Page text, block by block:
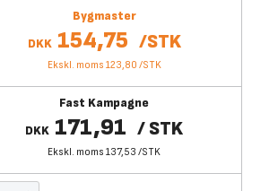
Bygmaster
DKK 154,75 /STK
Ekskl. moms 123,80 /STK
Fast Kampagne
DKK 171,91 /STK
Ekskl. moms 137,53 /STK